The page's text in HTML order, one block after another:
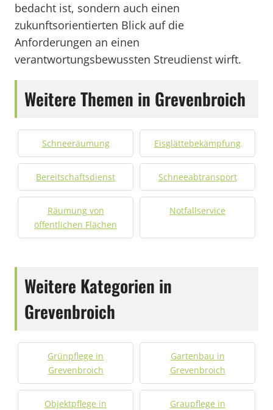
bedacht ist, sondern auch einen
zukunftsorientierten Blick auf die
Anforderungen an einen
verantwortungsbewussten Streudienst wirft.
Weitere Themen in Grevenbroich
Schneeräumung Eisglättebekämpfung
Bereitschaftsdienst Schneeabtransport
Räumung von
öffentlichen Flächen
Notfallservice
Weitere Kategorien in
Grevenbroich
Grünpflege in
Grevenbroich
Gartenbau in
Grevenbroich
Objektpflege in
Graupflege in